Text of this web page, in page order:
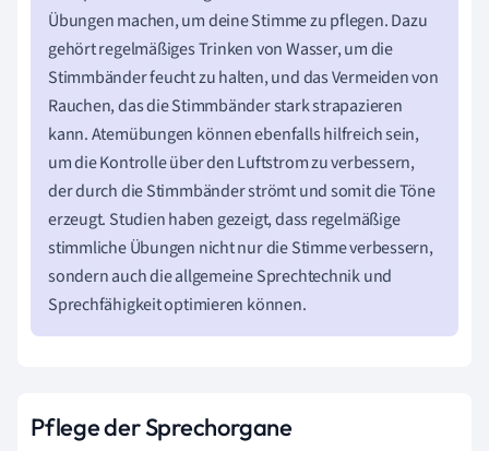
Übungen machen, um deine Stimme zu pflegen. Dazu
gehört regelmäßiges Trinken von Wasser, um die
Stimmbänder feucht zu halten, und das Vermeiden von
Rauchen, das die Stimmbänder stark strapazieren
kann. Atemübungen können ebenfalls hilfreich sein,
um die Kontrolle über den Luftstrom zu verbessern,
der durch die Stimmbänder strömt und somit die Töne
erzeugt. Studien haben gezeigt, dass regelmäßige
stimmliche Übungen nicht nur die Stimme verbessern,
sondern auch die allgemeine Sprechtechnik und
Sprechfähigkeit optimieren können.
Pflege der Sprechorgane